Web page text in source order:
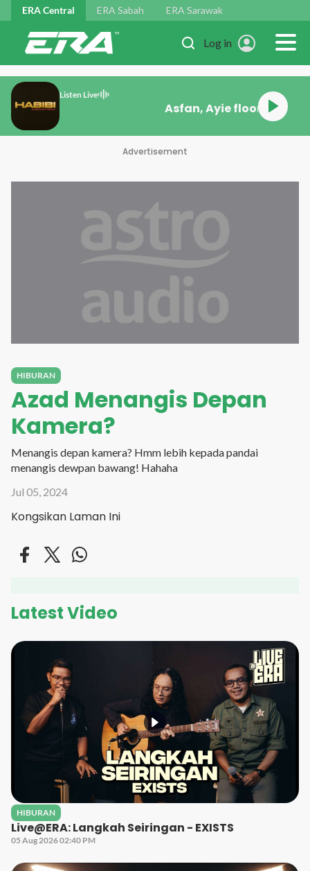
Skip to main content
ERA Central ERA Sabah ERA Sarawak
Log in
Listen Live
Hasbi Rabbi
Advertisement
HIBURAN
Azad Menangis Depan
Kamera?
Menangis depan kamera? Hmm lebih kepada pandai
menangis dewpan bawang! Hahaha
Jul 05, 2024
Kongsikan Laman Ini
Latest Video
HIBURAN
Live@ERA: Langkah Seiringan - EXISTS
05 Aug 2026 02:40 PM